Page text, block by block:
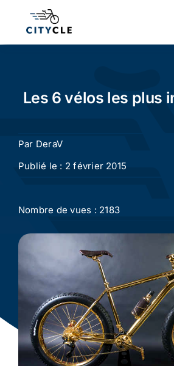
Cyclisme urbain
Conseils
Ecologie
Les 6 vélos les plus
Par DeraV
Publié le : 2 février 2015
Nombre de vues : 2183